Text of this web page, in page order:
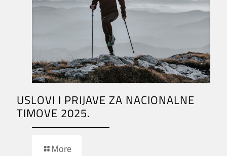
USLOVI I PRIJAVE ZA NACIONALNE
TIMOVE 2025.
More